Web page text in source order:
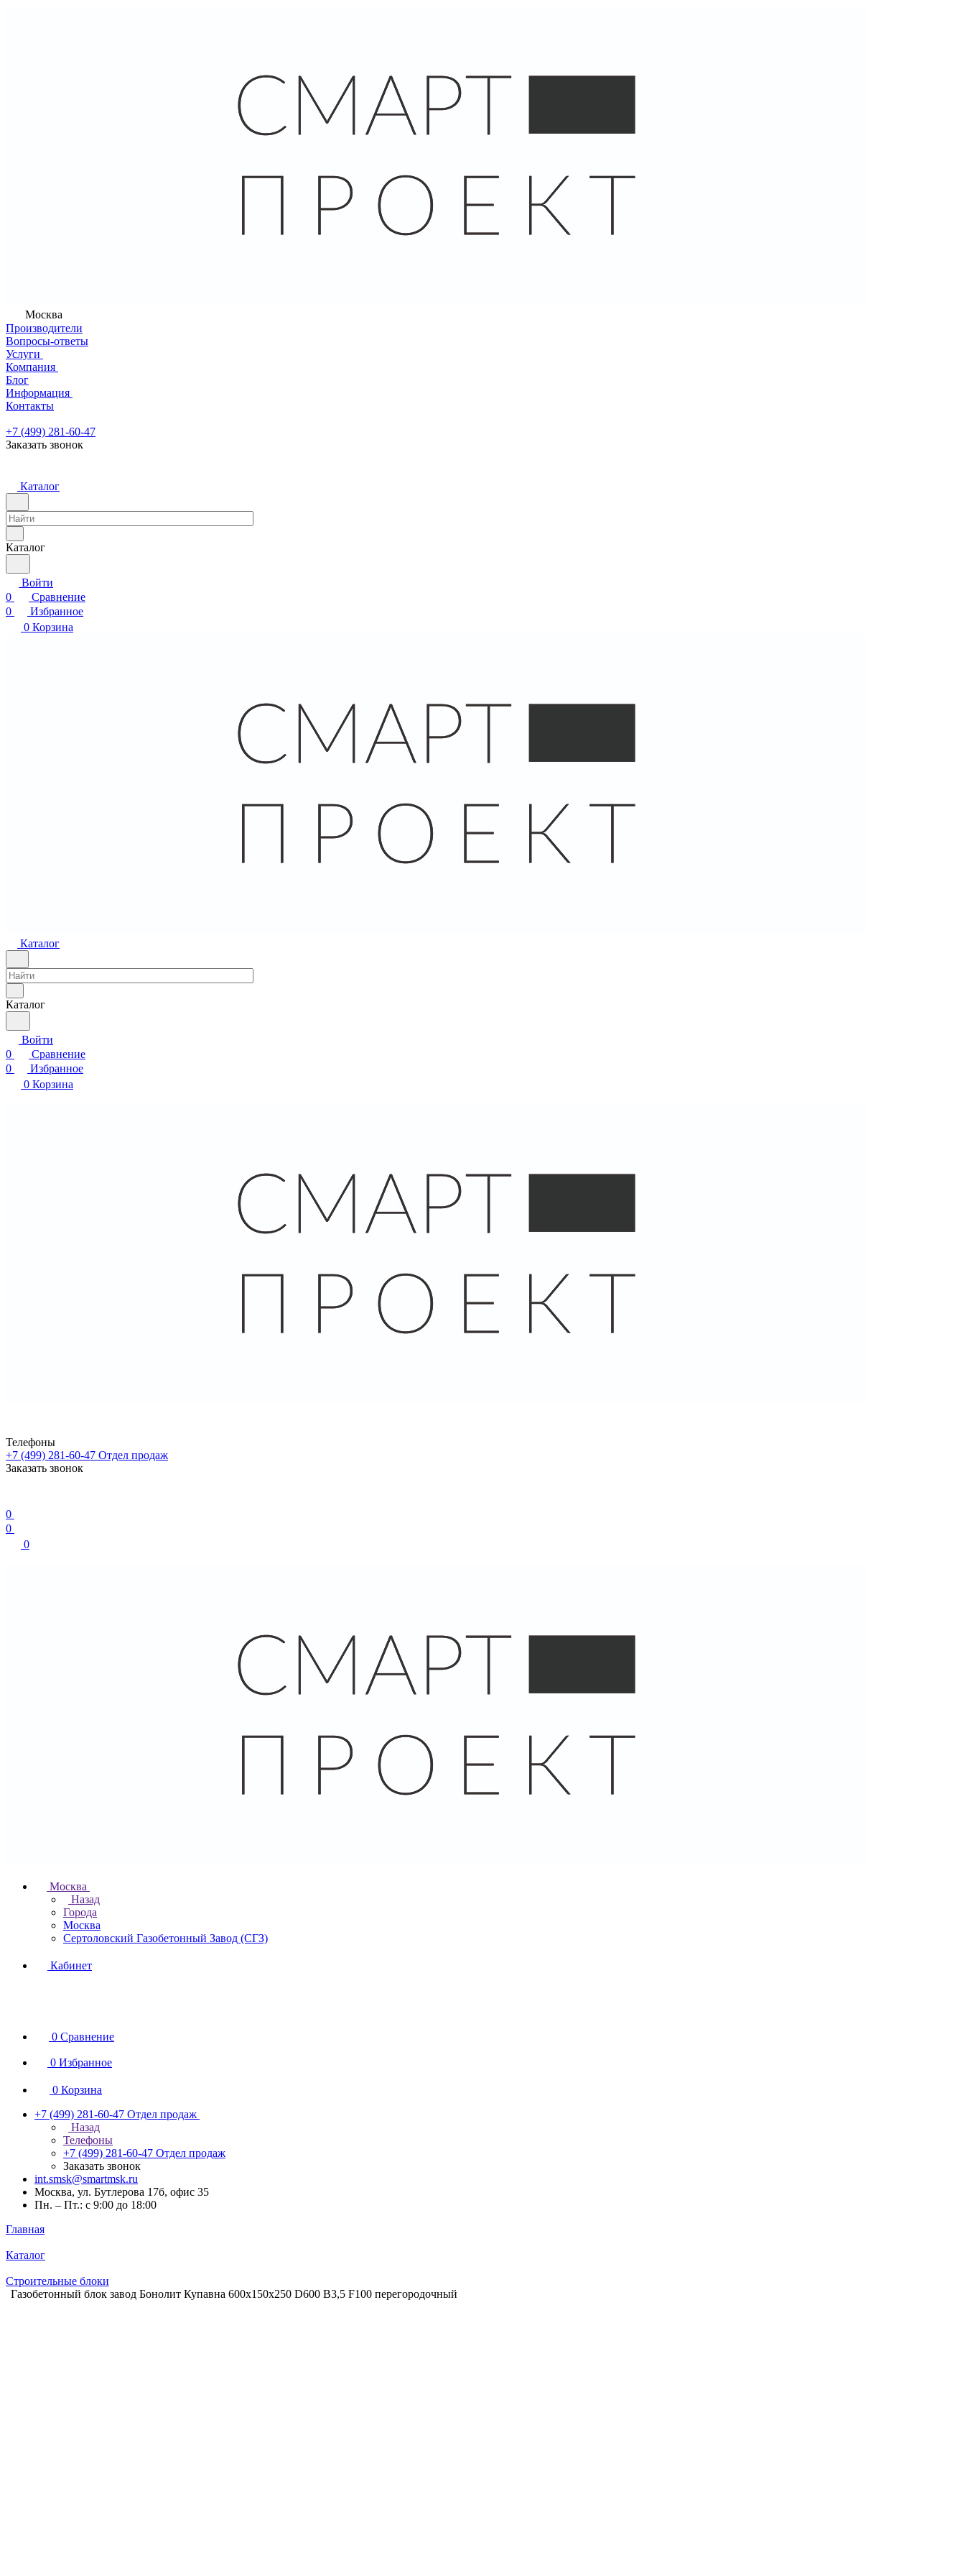
Москва
Производители
Вопросы-ответы
Услуги
Компания
Блог
Информация
Контакты
+7 (499) 281-60-47
Заказать звонок
Каталог
Каталог
Войти
0
Сравнение
0
Избранное
0 Корзина
Каталог
Каталог
Войти
0
Сравнение
0
Избранное
0 Корзина
Телефоны
+7 (499) 281-60-47 Отдел продаж
Заказать звонок
0
0
0
Москва
Назад
Города
Москва
Сертоловский Газобетонный Завод (СГЗ)
Кабинет
0 Сравнение
0 Избранное
0 Корзина
+7 (499) 281-60-47 Отдел продаж
Назад
Телефоны
+7 (499) 281-60-47 Отдел продаж
Заказать звонок
int.smsk@smartmsk.ru
Москва, ул. Бутлерова 17б, офис 35
Пн. – Пт.: с 9:00 до 18:00
Главная
Каталог
Строительные блоки
Газобетонный блок завод Бонолит Купавна 600х150х250 D600 B3,5 F100 перегородочный